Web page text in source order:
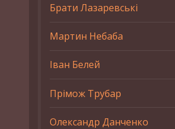
Брати Лазаревські
Мартин Небаба
Іван Белей
Прімож Трубар
Олександр Данченко